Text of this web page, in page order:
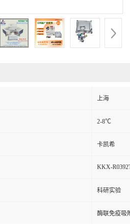
上海
2-8℃
卡凯希
KKX-
科研实验
酶联免疫吸